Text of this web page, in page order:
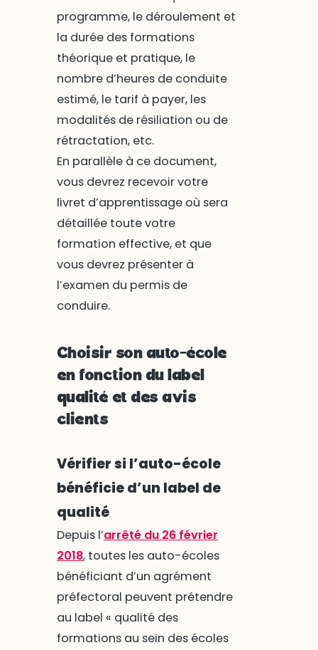
programme, le déroulement et
la durée des formations
théorique et pratique, le
nombre d’heures de conduite
estimé, le tarif à payer, les
modalités de résiliation ou de
rétractation, etc.
En parallèle à ce document,
vous devrez recevoir votre
livret d’apprentissage où sera
détaillée toute votre
formation effective, et que
vous devrez présenter à
l’examen du permis de
conduire.
Choisir son auto-école
en fonction du label
qualité et des avis
clients
Vérifier si l’auto-école
bénéficie d’un label de
qualité
Depuis l’arrêté du 26 février
2018, toutes les auto-écoles
bénéficiant d’un agrément
préfectoral peuvent prétendre
au label « qualité des
formations au sein des écoles